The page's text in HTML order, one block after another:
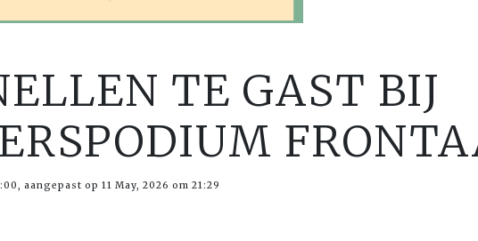
TE GAST BIJ
aangepast op 11 May, 2026 om 21:29